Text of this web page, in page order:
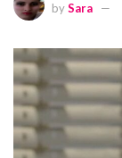
bySara